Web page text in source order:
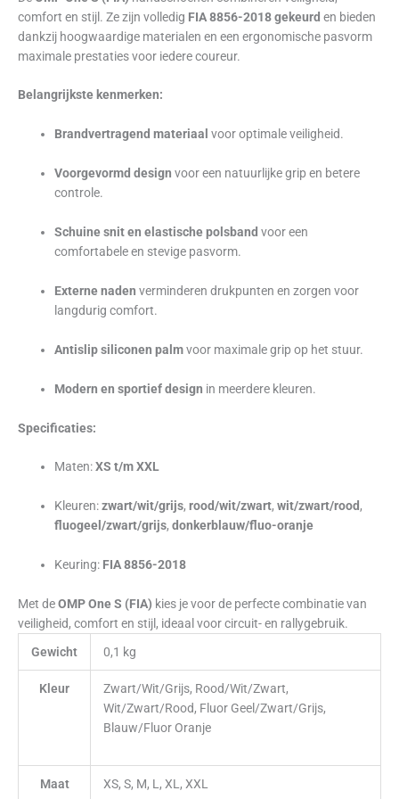
comfort en stijl. Ze zijn volledig FIA 8856-2018 gekeurd en bieden
dankzij hoogwaardige materialen en een ergonomische pasvorm
maximale prestaties voor iedere coureur.
Belangrijkste kenmerken:
Brandvertragend materiaal voor optimale veiligheid.
Voorgevormd design voor een natuurlijke grip en betere
controle.
Schuine snit en elastische polsband voor een
comfortabele en stevige pasvorm.
Externe naden verminderen drukpunten en zorgen voor
langdurig comfort.
Antislip siliconen palmvoor maximale grip op het stuur.
Modern en sportief design in meerdere kleuren.
Specificaties:
Maten:XS t/m XXL
Kleuren:zwart/wit/grijs,rood/wit/zwart,wit/zwart/rood,
fluogeel/zwart/grijs,donkerblauw/fluo-oranje
Keuring: FIA 8856-2018
Met deOMP One S (FIA) kies je voor de perfecte combinatie van
veiligheid, comfort en stijl, ideaal voor circuit- en rallygebruik.
Gewicht
0,1 kg
Kleur
Zwart/Wit/Grijs, Rood/Wit/Zwart,
Wit/Zwart/Rood, Fluor Geel/Zwart/Grijs,
Blauw/Fluor Oranje
Maat XS, S, M, L, XL, XXL